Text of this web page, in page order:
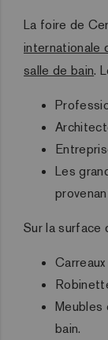
La foire de
internationale
salle de bain.
Les
Sur la surface
Meubles
bain.